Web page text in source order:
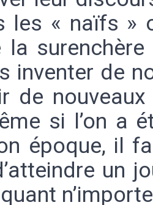
les « naïfs »
la
inventer de
de
si l’on a
époque, il
un